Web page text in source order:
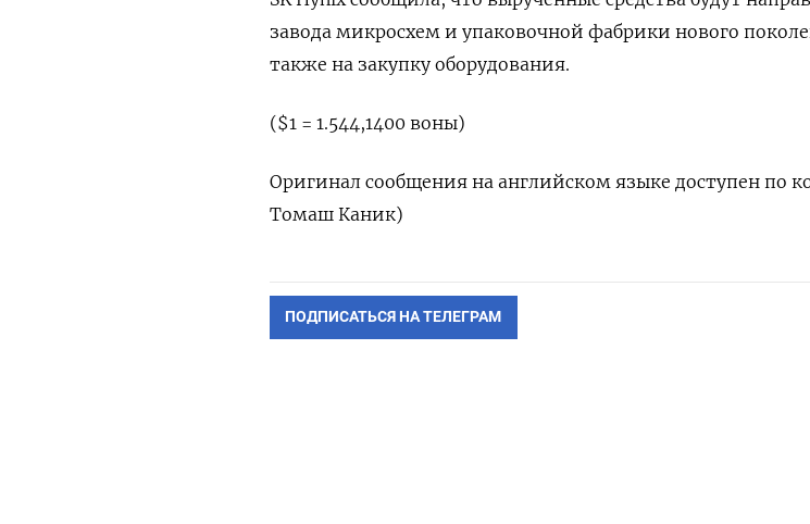
завода микросхем и упаковочной фабрики нового
⁠также на закупку оборудования.
($1 = 1.544,1400 ‌воны)
Оригинал сообщения на ‌английском языке доступен по
‌Томаш Каник)
ПОДПИСАТЬСЯ НА ТЕЛЕГРАМ